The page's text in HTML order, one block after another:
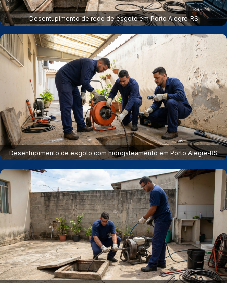
Desentupimento de rede de esgoto em Porto Alegre‑RS
Desentupimento de esgoto com hidrojateamento em Porto Alegre‑RS